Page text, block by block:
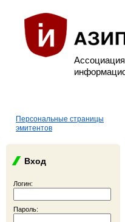
Персональные страницы
эмитентов
Вход
Логин:
Пароль: